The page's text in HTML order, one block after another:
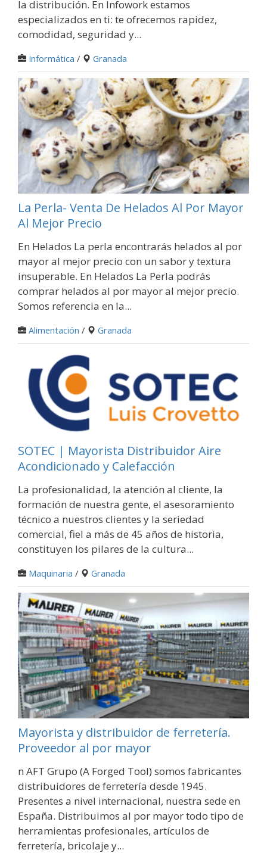
la distribución. En Infowork estamos
especializados en ti: te ofrecemos rapidez,
comodidad, seguridad y...
Informática / Granada
La Perla- Venta De Helados Al Por Mayor
Al Mejor Precio
En Helados La perla encontrarás helados al por
mayor al mejor precio con un sabor y textura
insuperable. En Helados La Perla podrás
comprar helados al por mayor al mejor precio.
Somos referencia en la...
Alimentación / Granada
SOTEC | Mayorista Distribuidor Aire
Acondicionado y Calefacción
La profesionalidad, la atención al cliente, la
formación de nuestra gente, el asesoramiento
técnico a nuestros clientes y la seriedad
comercial, fiel a más de 45 años de historia,
constituyen los pilares de la cultura...
Maquinaria / Granada
Mayorista y distribuidor de ferretería.
Proveedor al por mayor
n AFT Grupo (A Forged Tool) somos fabricantes
distribuidores de ferretería desde 1945.
Presentes a nivel internacional, nuestra sede en
España. Distribuimos al por mayor todo tipo de
herramientas profesionales, artículos de
ferretería, bricolaje y...